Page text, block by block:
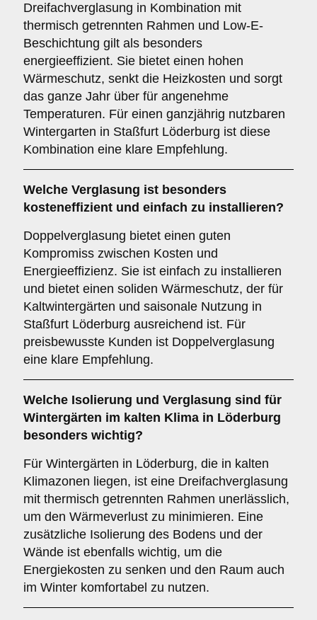
Dreifachverglasung in Kombination mit
thermisch getrennten Rahmen und Low-E-
Beschichtung gilt als besonders
energieeffizient. Sie bietet einen hohen
Wärmeschutz, senkt die Heizkosten und sorgt
das ganze Jahr über für angenehme
Temperaturen. Für einen ganzjährig nutzbaren
Wintergarten in Staßfurt Löderburg ist diese
Kombination eine klare Empfehlung.
Welche Verglasung ist besonders
kosteneffizient und einfach zu installieren?
Doppelverglasung bietet einen guten
Kompromiss zwischen Kosten und
Energieeffizienz. Sie ist einfach zu installieren
und bietet einen soliden Wärmeschutz, der für
Kaltwintergärten und saisonale Nutzung in
Staßfurt Löderburg ausreichend ist. Für
preisbewusste Kunden ist Doppelverglasung
eine klare Empfehlung.
Welche Isolierung und Verglasung sind für
Wintergärten im kalten Klima in Löderburg
besonders wichtig?
Für Wintergärten in Löderburg, die in kalten
Klimazonen liegen, ist eine Dreifachverglasung
mit thermisch getrennten Rahmen unerlässlich,
um den Wärmeverlust zu minimieren. Eine
zusätzliche Isolierung des Bodens und der
Wände ist ebenfalls wichtig, um die
Energiekosten zu senken und den Raum auch
im Winter komfortabel zu nutzen.